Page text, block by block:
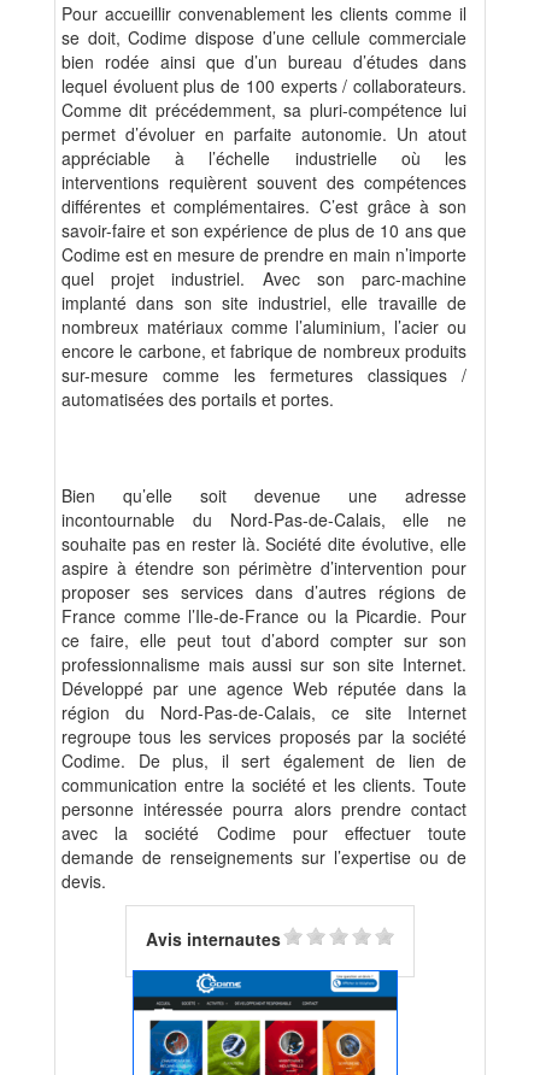
Pour accueillir convenablement les clients comme il
se doit,Codime dispose d’une cellule commerciale
bien rodée ainsi que d’un bureau d’études dans
lequel évoluent plus de 100 experts / collaborateurs.
Comme dit précédemment, sa pluri-compétence lui
permet d’évoluer en parfaite autonomie. Un atout
appréciable à l’échelle industrielle où les
interventions requièrent souvent des compétences
différentes et complémentaires. C’est grâce à son
savoir-faire et son expérience de plus de 10 ans que
Codime est en mesure de prendre en main n’importe
quel projet industriel. Avec son parc-machine
implanté dans son site industriel, elle travaille de
nombreux matériaux comme l’aluminium, l’acier ou
encore le carbone, et fabrique de nombreux produits
sur-mesure comme les fermetures classiques /
automatisées des portails et portes.
Bien qu’elle soit devenue une adresse
incontournable du Nord-Pas-de-Calais, elle ne
souhaite pas en rester là. Société dite évolutive, elle
aspire à étendre son périmètre d’intervention pour
proposer ses services dans d’autres régions de
France comme l’Ile-de-France ou la Picardie. Pour
ce faire, elle peut tout d’abord compter sur son
professionnalisme mais aussi sur sonsite Internet.
Développé par une agence Web réputée dans la
région du Nord-Pas-de-Calais, ce site Internet
regroupe tous les services proposés par la société
Codime. De plus, il sert également de lien de
communication entre la société et les clients. Toute
personne intéressée pourra alors prendre contact
avec la société Codime pour effectuer toute
demande de renseignements sur l’expertise ou de
devis.
Avis internautes